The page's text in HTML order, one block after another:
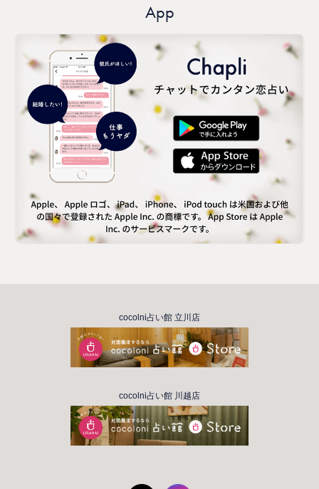
App
cocolni占い館 立川店
cocolni占い館 川越店